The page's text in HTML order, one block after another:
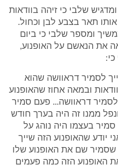
ת/6, חוזר ומדגיש שלבי כי זיהה בוודאות
תאר בצבע לבן וכחול.
ומספר שלבי כי ביום
את הנאשם על האופנוע,
לסמיר דראוושה שהוא
ובמאה אחוז שהאופנוע
דראוושה... פעם סמיר
ממנו זה היה בערך חודש
בעצמו היה נוהג על
יודע שהאופנוע הזה שייך
שסמיר שם את האופנוע שלו
האופנוע הזה כמה פעמים